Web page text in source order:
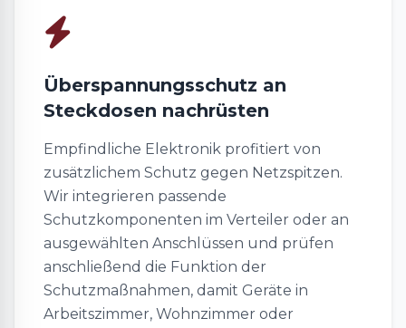
Überspannungsschutz an
Steckdosen nachrüsten
Empfindliche Elektronik profitiert von
zusätzlichem Schutz gegen Netzspitzen.
Wir integrieren passende
Schutzkomponenten im Verteiler oder an
ausgewählten Anschlüssen und prüfen
anschließend die Funktion der
Schutzmaßnahmen, damit Geräte in
Arbeitszimmer, Wohnzimmer oder